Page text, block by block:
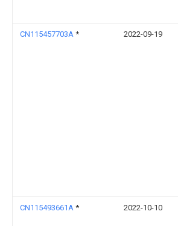
CN115457703A * 2022-09-19
CN115493661A * 2022-10-10